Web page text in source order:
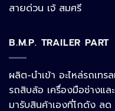
สายด่วน เจ้ สมศรี
B.M.P. TRAILER PART
ผลิต-นำเข้า อะไหล่รถเท
รถสิบล้อ เครื่องมือช่างแล
มารับสินค้าเองที่โกดัง ลด